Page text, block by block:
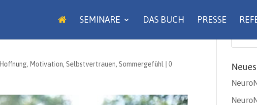
SEMINARE DAS BUCH PRESSE
Hoffnung, Motivation, Selbstvertrauen, Sommergefühl |0